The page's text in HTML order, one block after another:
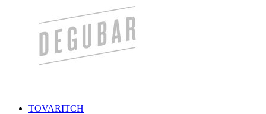
TOVARITCH